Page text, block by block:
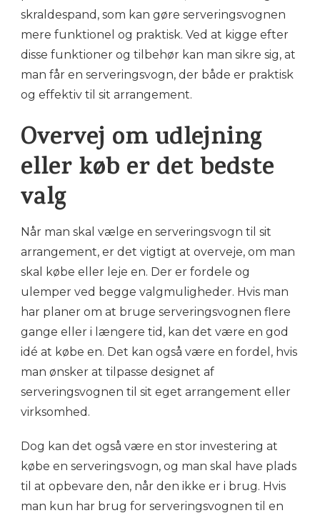
skraldespand, som kan gøre serveringsvognen
mere funktionel og praktisk. Ved at kigge efter
disse funktioner og tilbehør kan man sikre sig, at
man får en serveringsvogn, der både er praktisk
og effektiv til sit arrangement.
Overvej om udlejning
eller køb er det bedste
valg
Når man skal vælge en serveringsvogn til sit
arrangement, er det vigtigt at overveje, om man
skal købe eller leje en. Der er fordele og
ulemper ved begge valgmuligheder. Hvis man
har planer om at bruge serveringsvognen flere
gange eller i længere tid, kan det være en god
idé at købe en. Det kan også være en fordel, hvis
man ønsker at tilpasse designet af
serveringsvognen til sit eget arrangement eller
virksomhed.
Dog kan det også være en stor investering at
købe en serveringsvogn, og man skal have plads
til at opbevare den, når den ikke er i brug. Hvis
man kun har brug for serveringsvognen til en